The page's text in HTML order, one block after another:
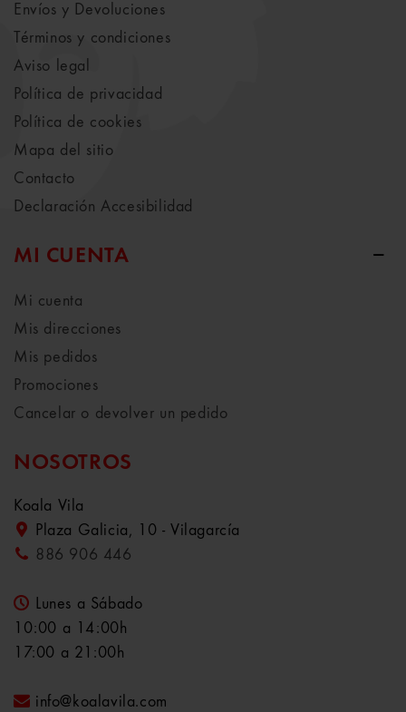
Envíos y Devoluciones
Términos y condiciones
Aviso legal
Política de privacidad
Política de cookies
Mapa del sitio
Contacto
Declaración Accesibilidad
MI CUENTA
Mi cuenta
Mis direcciones
Mis pedidos
Promociones
Cancelar o devolver un pedido
NOSOTROS
Koala Vila
Plaza Galicia, 10 - Vilagarcía
886 906 446
Lunes a Sábado
10:00 a 14:00h
17:00 a 21:00h
info@koalavila.com